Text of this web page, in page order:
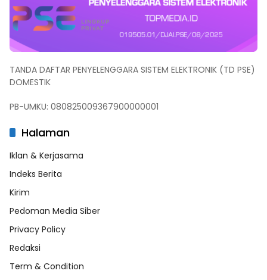
TANDA DAFTAR PENYELENGGARA SISTEM ELEKTRONIK (TD PSE)
DOMESTIK
PB-UMKU: 080825009367900000001
Halaman
Iklan & Kerjasama
Indeks Berita
Kirim
Pedoman Media Siber
Privacy Policy
Redaksi
Term & Condition